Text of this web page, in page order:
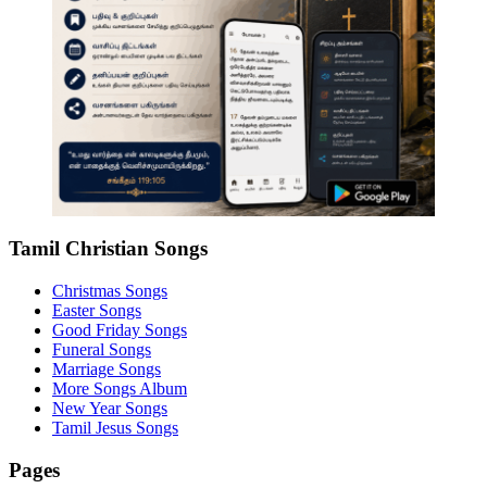
Tamil Christian Songs
Christmas Songs
Easter Songs
Good Friday Songs
Funeral Songs
Marriage Songs
More Songs Album
New Year Songs
Tamil Jesus Songs
Pages